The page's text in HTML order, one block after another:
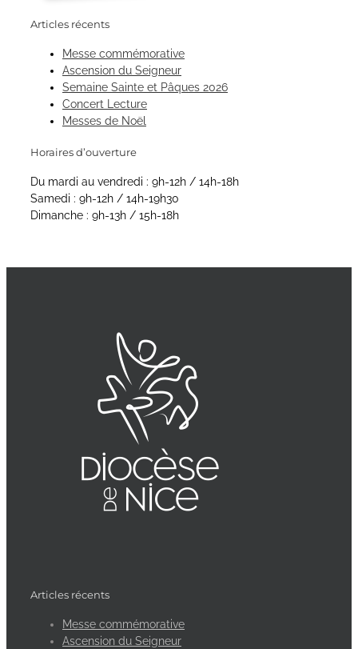
Articles récents
Messe commémorative
Ascension du Seigneur
Semaine Sainte et Pâques 2026
Concert Lecture
Messes de Noël
Horaires d’ouverture
Du mardi au vendredi : 9h-12h / 14h-18h
Samedi : 9h-12h / 14h-19h30
Dimanche : 9h-13h / 15h-18h
Articles récents
Messe commémorative
Ascension du Seigneur